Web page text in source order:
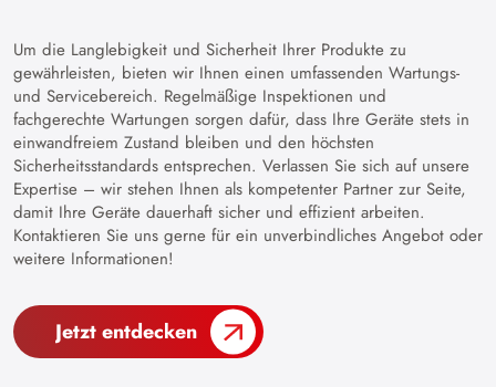
Um die Langlebigkeit und Sicherheit Ihrer Produkte zu
gewährleisten, bieten wir Ihnen einen umfassenden Wartungs-
und Servicebereich. Regelmäßige Inspektionen und
fachgerechte Wartungen sorgen dafür, dass Ihre Geräte stets in
einwandfreiem Zustand bleiben und den höchsten
Sicherheitsstandards entsprechen. Verlassen Sie sich auf unsere
Expertise – wir stehen Ihnen als kompetenter Partner zur Seite,
damit Ihre Geräte dauerhaft sicher und effizient arbeiten.
Kontaktieren Sie uns gerne für ein unverbindliches Angebot oder
weitere Informationen!
Jetzt entdecken